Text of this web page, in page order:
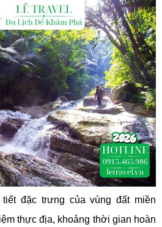
đặc trưng của vùng đất miền
thực địa, khoảng thời gian hoàn